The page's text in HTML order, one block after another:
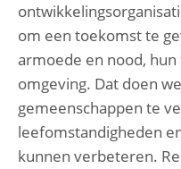
om een toekomst te
armoede en nood,
omgeving. Dat doen
gemeenschappen te
leefomstandigheden
kunnen verbeteren.